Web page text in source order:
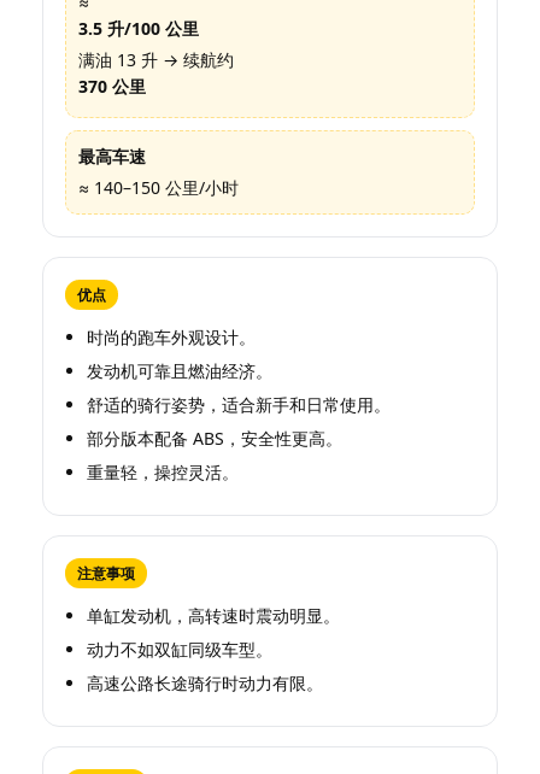
3.5 升/100 公里
满油 13 升 → 续航约
370 公里
最高车速
≈ 140–150 公里/小时
优点
时尚的跑车外观设计。
发动机可靠且燃油经济。
舒适的骑行姿势，适合新手和日常使用。
部分版本配备 ABS，安全性更高。
重量轻，操控灵活。
注意事项
单缸发动机，高转速时震动明显。
动力不如双缸同级车型。
高速公路长途骑行时动力有限。